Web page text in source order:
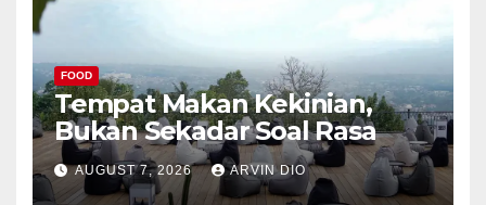
FOOD
Tempat Makan Kekinian,
Bukan Sekadar Soal Rasa
AUGUST 7, 2026 ARVIN DIO